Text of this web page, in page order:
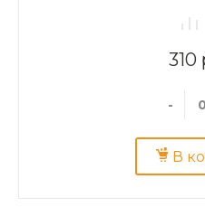
310
-
В